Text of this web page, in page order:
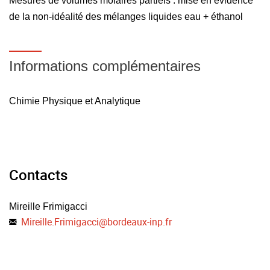
de la non-idéalité des mélanges liquides eau + éthanol
Informations complémentaires
Chimie Physique et Analytique
Contacts
Mireille Frimigacci
Mireille.Frimigacci@bordeaux-inp.fr